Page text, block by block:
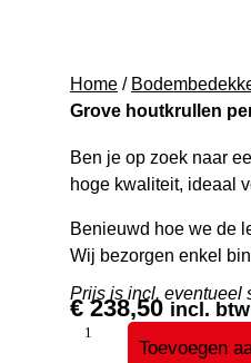
Home /
Grove houtkrullen
Ben je op zoek naar
hoge kwaliteit, ideaal
Benieuwd hoe we de
Wij bezorgen enkel
€238,50 incl. btw
Prijs is incl. eventueel
Grove
houtkrullenToevoegen